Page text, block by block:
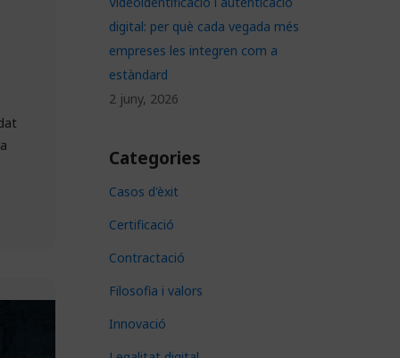
digital: per què cada vegada més
empreses les integren com a
estàndard
2 juny, 2026
Categories
Casos d'èxit
Certificació
Contractació
Filosofia i valors
Innovació